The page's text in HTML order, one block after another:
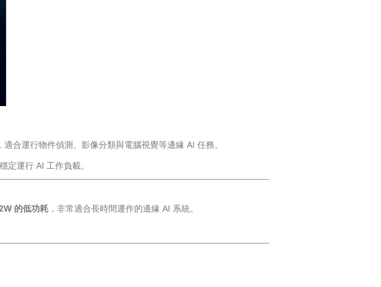
，適合運行物件偵測、影像分類與電腦視覺等邊緣 AI 任務。
定運行 AI 工作負載。
的低功耗 ，非常適合長時間運作的邊緣 AI 系統。